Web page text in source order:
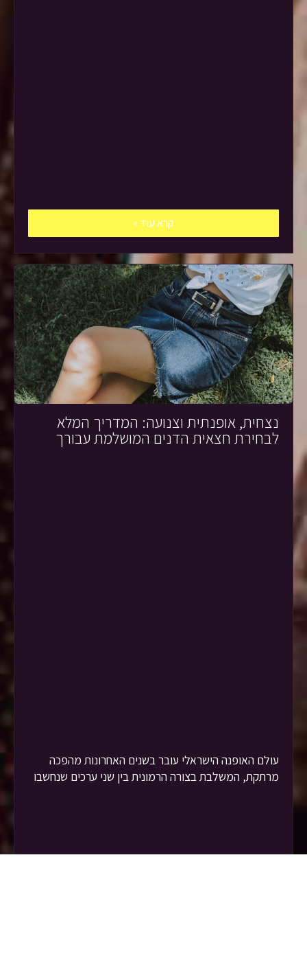
קרא עוד »
נצחית, אופנתית וצנועה: המדריך המלא
לבחירת חצאית הדנים המושלמת עבורך
עולם האופנה הישראלי עובר בשנים האחרונות מהפכה
מרתקת, המשלבת בצורה הרמונית בין שני ערכים שנחשבו